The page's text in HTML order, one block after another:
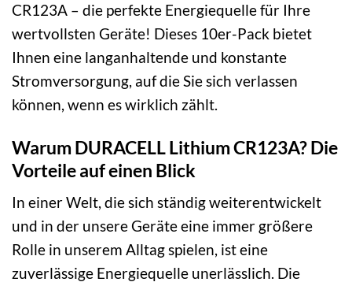
CR123A – die perfekte Energiequelle für Ihre
wertvollsten Geräte! Dieses 10er-Pack bietet
Ihnen eine langanhaltende und konstante
Stromversorgung, auf die Sie sich verlassen
können, wenn es wirklich zählt.
Warum DURACELL Lithium CR123A? Die
Vorteile auf einen Blick
In einer Welt, die sich ständig weiterentwickelt
und in der unsere Geräte eine immer größere
Rolle in unserem Alltag spielen, ist eine
zuverlässige Energiequelle unerlässlich. Die